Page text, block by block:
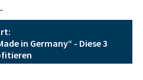
und Präferenzen der
in Germany“ - Diese 3